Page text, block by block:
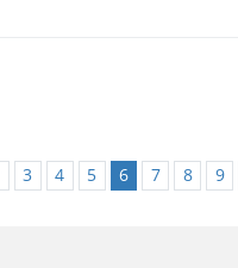
3 4 5 6 7 8 9